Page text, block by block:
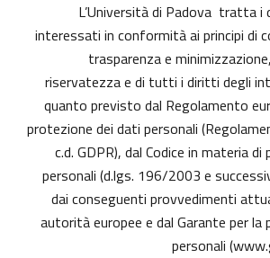
L’Università di Padova tratta i
interessati in conformità ai principi di
trasparenza e
riservatezza e di tutti i diritti degli
quanto previsto dal Regolamento
protezione dei dati personali
c.d. GDPR), dal Codice in materia
personali (d.lgs. 196/2003 e
dai conseguenti provvedimenti
autorità europee e dal Garante per la
personali (